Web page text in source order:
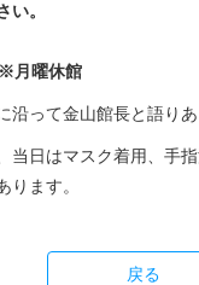
い。
曜休館
って金山館長と語りあ
日はマスク着用、手指
ます。
戻る